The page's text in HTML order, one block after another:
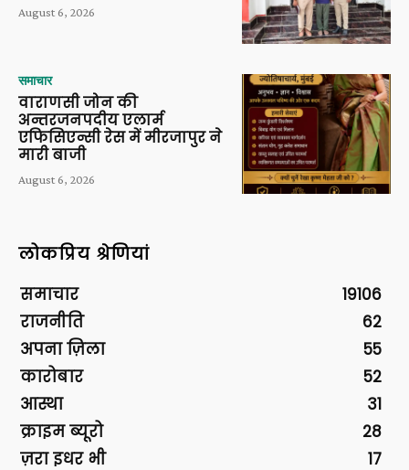
August 6, 2026
समाचार
वाराणसी जोन की
अन्तरजनपदीय एलार्म
एफिसिएन्सी रेस में मीरजापुर ने
मारी बाजी
August 6, 2026
लोकप्रिय श्रेणियां
समाचार
19106
राजनीति
62
अपना ज़िला
55
कारोबार
52
आस्था
31
क्राइम ब्यूरो
28
ज़रा इधर भी
17